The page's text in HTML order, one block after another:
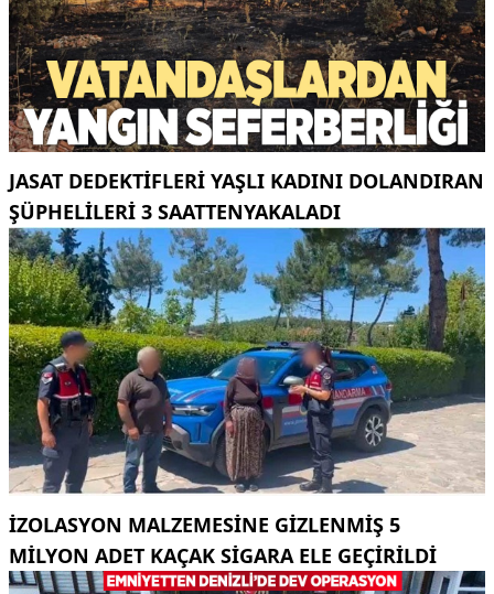
JASAT DEDEKTIFLERI YAŞLI KADINI DOLANDIRAN
ŞÜPHELILERI 3 SAATTENYAKALADI
İZOLASYON MALZEMESINE GIZLENMIŞ 5
MILYON ADET KAÇAK SIGARA ELE GEÇIRILDI